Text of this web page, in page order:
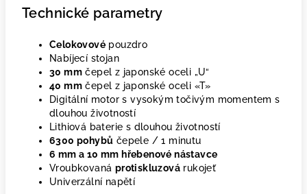
Technické parametry
Celokovové pouzdro
Nabíjecí stojan
30 mm čepel z japonské oceli „U“
40 mm čepel z japonské oceli «T»
Digitální motor s vysokým točivým momentem s
dlouhou životností
Lithiová baterie s dlouhou životností
6300 pohybů čepele / 1 minutu
6 mm a 10 mm hřebenové nástavce
Vroubkovaná protiskluzová rukojeť
Univerzální napětí